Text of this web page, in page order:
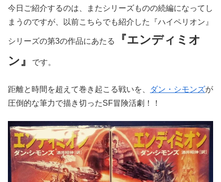
今日ご紹介するのは、またシリーズものの続編になってし
まうのですが、以前こちらでも紹介した『ハイペリオン』
シリーズの第3の作品にあたる
『エンディミオ
ン』
です。
距離と時間を超えて巻き起こる戦いを、 ダン・シモンズが
圧倒的な筆力で描き切ったSF冒険活劇！！